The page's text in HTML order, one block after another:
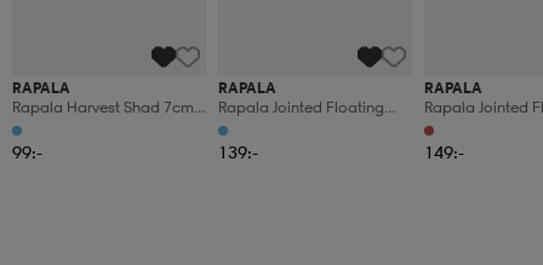
RAPALA
Rapala Harvest Shad 7cm
9g - Silver Blue
99:-
RAPALA
Rapala Jointed Floating
9cm - Blue
139:-
RAPALA
Rapala Jointed
11cm - Red Head
149:-